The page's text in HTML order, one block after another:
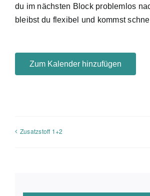
du im nächsten Block problemlos
bleibst du flexibel und kommst
Zum Kalender hinzufügen
Zusatzstoff 1+2